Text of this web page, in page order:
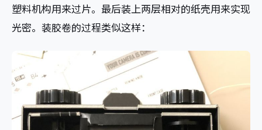
塑料机构用来过片。最后装上两层相对的纸壳用来实现
光密。装胶卷的过程类似这样：